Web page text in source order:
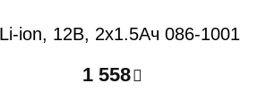
ion, 12В, 2x1.5Ач 086-1001
1 558